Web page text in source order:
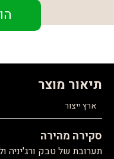
תיאור מוצר
ארץ ייצור
סקירה מהירה
תערובת של טבק ורג'יניה